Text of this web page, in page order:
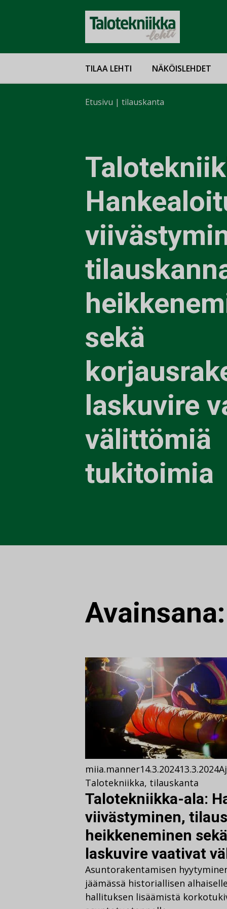
TILAA LEHTI NÄKÖISLEHDET
Etusivu | tilauskanta
sekä
laskuvire
välittömiä
tukitoimia
Avainsana:
miia.manner14.3.202413.3.2024
Talotekniikka, tilauskanta
Talotekniikka-ala:
viivästyminen,
heikkeneminen
laskuvire vaativat
Asuntorakentamisen
jäämässä historiallisen
hallituksen lisäämistä